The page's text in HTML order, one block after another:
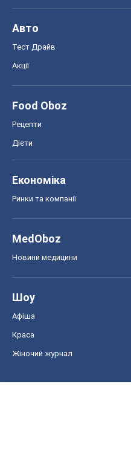
Авто
Тест Драйв
Акції
Food Oboz
Рецепти
Дієти
Економіка
Ринки та компанії
MedOboz
Новини медицини
Шоу
Афіша
Краса
Жіночий журнал